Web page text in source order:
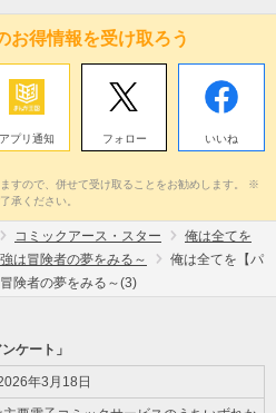
お得情報を受け取ろう
アプリ通知 フォロー いいね
すので、併せて受け取ることをお勧めします。 ※
承ください。
コミックアース・スター
俺は全てを
は冒険者の夢をみる～
俺は全てを【パ
険者の夢をみる～(3)
ケート」
年3月18日